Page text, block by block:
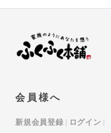
会員様へ
新規会員登録 ログイン